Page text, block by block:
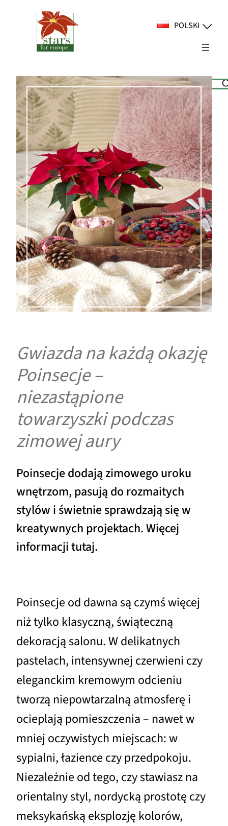
POLSKI
Suchen
Gwiazda na każdą okazję
Poinsecje –
niezastąpione
towarzyszki podczas
zimowej aury
Poinsecje dodają zimowego uroku
wnętrzom, pasują do rozmaitych
stylów i świetnie sprawdzają się w
kreatywnych projektach. Więcej
informacji tutaj.
Poinsecje od dawna są czymś więcej
niż tylko klasyczną, świąteczną
dekoracją salonu. W delikatnych
pastelach, intensywnej czerwieni czy
eleganckim kremowym odcieniu
tworzą niepowtarzalną atmosferę i
ocieplają pomieszczenia – nawet w
mniej oczywistych miejscach: w
sypialni, łazience czy przedpokoju.
Niezależnie od tego, czy stawiasz na
orientalny styl, nordycką prostotę czy
meksykańską eksplozję kolorów,